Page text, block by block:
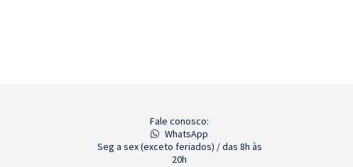
Fale conosco:
WhatsApp
Seg a sex (exceto feriados) / das 8h às
20h